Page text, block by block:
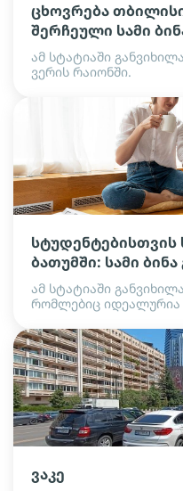
ცხოვრება
შერჩეული სამი
ამ სტატიაში
ვერის რაიონში.
ბათუმში: სამი
ამ სტატიაში
რომლებიც იდეალურია
ვაკე